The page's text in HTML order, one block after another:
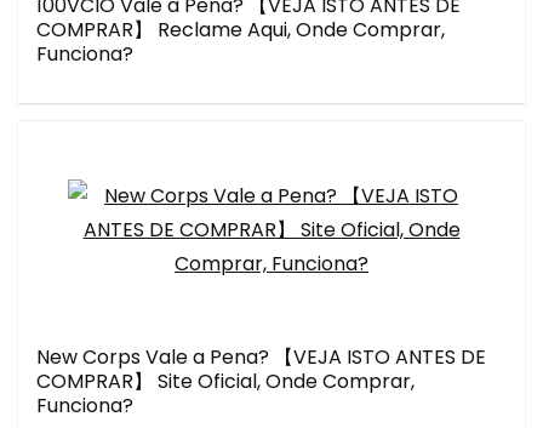
COMPRAR】 Reclame Aqui, Onde Comprar,
Funciona?
New Corps Vale a Pena? 【VEJA ISTO ANTES DE
COMPRAR】 Site Oficial, Onde Comprar,
Funciona?